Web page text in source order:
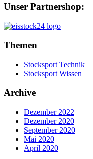
Unser Partnershop:
Themen
Stocksport Technik
Stocksport Wissen
Archive
Dezember 2022
Dezember 2020
September 2020
Mai 2020
April 2020